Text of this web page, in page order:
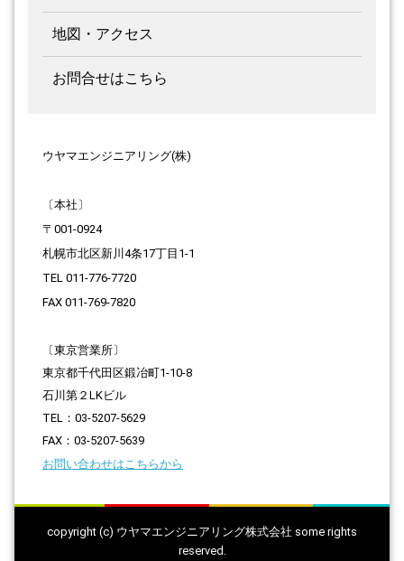
地図・アクセス
お問合せはこちら
ウヤマエンジニアリング(株)
〔本社〕
〒001-0924
札幌市北区新川4条17丁目1-1
TEL 011-776-7720
FAX 011-769-7820
〔東京営業所〕
東京都千代田区鍛冶町1-10-8
石川第２LKビル
TEL：03-5207-5629
FAX：03-5207-5639
お問い合わせはこちらから
copyright (c) ウヤマエンジニアリング株式会社 some rights
reserved.